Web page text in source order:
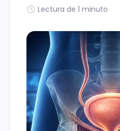
Lectura de 1 minuto